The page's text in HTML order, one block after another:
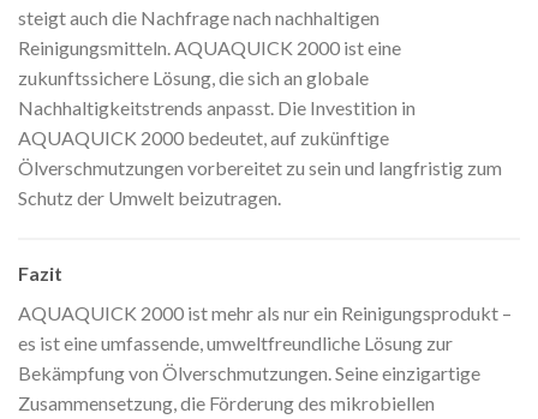
steigt auch die Nachfrage nach nachhaltigen
Reinigungsmitteln. AQUAQUICK 2000 ist eine
zukunftssichere Lösung, die sich an globale
Nachhaltigkeitstrends anpasst. Die Investition in
AQUAQUICK 2000 bedeutet, auf zukünftige
Ölverschmutzungen vorbereitet zu sein und langfristig zum
Schutz der Umwelt beizutragen.
Fazit
AQUAQUICK 2000 ist mehr als nur ein Reinigungsprodukt –
es ist eine umfassende, umweltfreundliche Lösung zur
Bekämpfung von Ölverschmutzungen. Seine einzigartige
Zusammensetzung, die Förderung des mikrobiellen